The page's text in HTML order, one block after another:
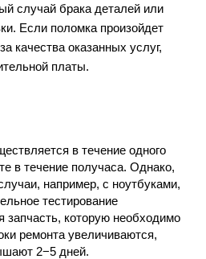
случай брака деталей или
Если поломка произойдет
качества оказанных услуг,
платы.
в течение одного
в течение получаса. Однако,
например, с ноутбуками,
тестирование
запчасть, которую необходимо
ремонта увеличиваются,
2−5 дней.
10:00 - 22:00